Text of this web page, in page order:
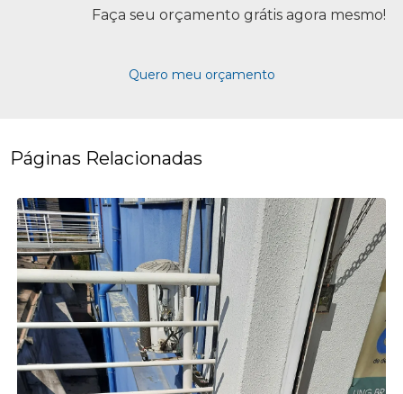
Faça seu orçamento grátis agora mesmo!
Quero meu orçamento
Páginas Relacionadas